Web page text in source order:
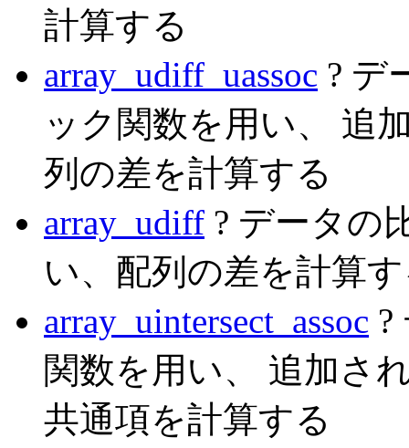
計算する
array_udiff_uassoc ? デ
ック関数を用い、 追
列の差を計算する
array_udiff ? データの
い、配列の差を計算
array_uintersect_assoc ?
関数を用い、 追加さ
共通項を計算する